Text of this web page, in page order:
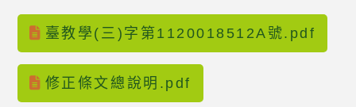
臺教學(三)字第1120018512A號.pdf
修正條文總說明.pdf